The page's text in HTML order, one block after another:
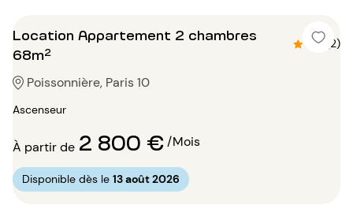
Location Appartement 2 chambres
68m²
4.5 (2)
Poissonnière, Paris 10
Ascenseur
À partir de 2 800 €/Mois
Disponible dès le 13 août 2026